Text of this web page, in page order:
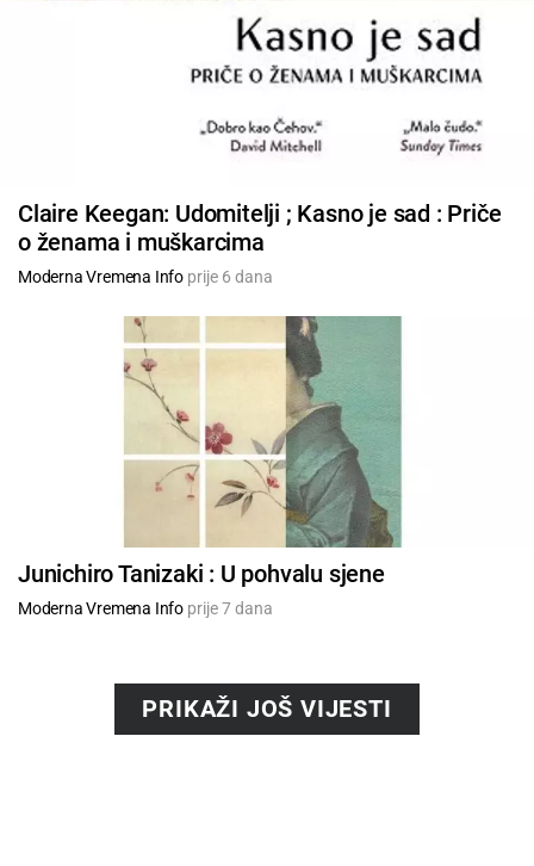
Claire Keegan: Udomitelji ; Kasno je sad : Priče
o ženama i muškarcima
Moderna Vremena Info prije 6 dana
Junichiro Tanizaki : U pohvalu sjene
Moderna Vremena Info prije 7 dana
PRIKAŽI JOŠ VIJESTI